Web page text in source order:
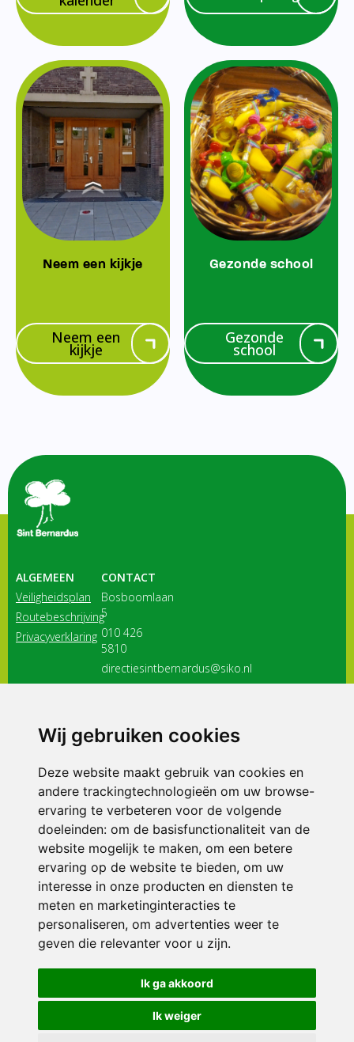
Wij gebruiken cookies
Deze website maakt gebruik van cookies en
andere trackingtechnologieën om uw browse-
ervaring te verbeteren voor de volgende
doeleinden: om de basisfunctionaliteit van de
website mogelijk te maken, om een betere
ervaring op de website te bieden, om uw
interesse in onze producten en diensten te
meten en marketinginteracties te
personaliseren, om advertenties weer te
geven die relevanter voor u zijn.
Ik ga akkoord
Ik weiger
Neem een kijkje
Neem een
kijkje
Gezonde school
Gezonde
school
ALGEMEEN
Veiligheidsplan
Routebeschrijving
Privacyverklaring
CONTACT
Bosboomlaan
5
010 426
5810
directiesintbernardus@siko.nl
3116 JB
ONDERDEEL VAN
© 2026 Sint Bernardus | Alle rechten voorbehouden
Privacy policy|Disclaimer| Klachtenregeling|RSIN en Anbi
voorkeuren
Crealisatie The MindOffice